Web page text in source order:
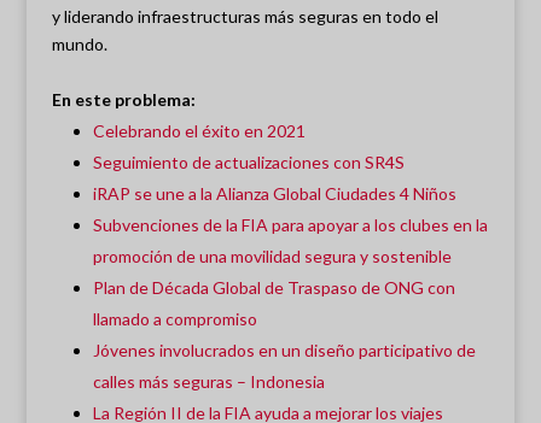
y liderando infraestructuras más seguras en todo el
mundo.
En este problema:
Celebrando el éxito en 2021
Seguimiento de actualizaciones con SR4S
iRAP se une a la Alianza Global Ciudades 4 Niños
Subvenciones de la FIA para apoyar a los clubes en la
promoción de una movilidad segura y sostenible
Plan de Década Global de Traspaso de ONG con
llamado a compromiso
Jóvenes involucrados en un diseño participativo de
calles más seguras – Indonesia
La Región II de la FIA ayuda a mejorar los viajes